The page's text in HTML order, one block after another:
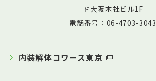
ド大阪本社ビル1F
電話番号：06-4703-3043
内装解体コワース東京